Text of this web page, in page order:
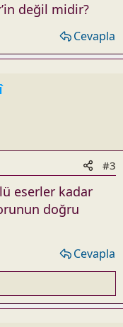
değil midir?
Cevapla
#3
eserler kadar
doğru
Cevapla